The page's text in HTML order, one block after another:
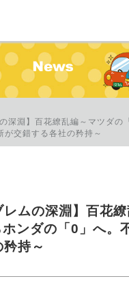
オートアベニューのブ
深淵】百花繚乱編～マツダの
が交錯する各社の矜持～
レムの深淵】百花
ンダの「0」へ。
持～